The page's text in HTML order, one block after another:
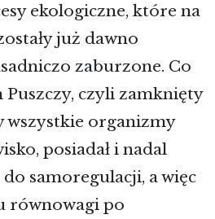
ekologiczne, które na
już dawno
zaburzone. Co
Puszczy, czyli zamknięty
wszystkie organizmy
posiadał i nadal
samoregulacji, a więc
równowagi po